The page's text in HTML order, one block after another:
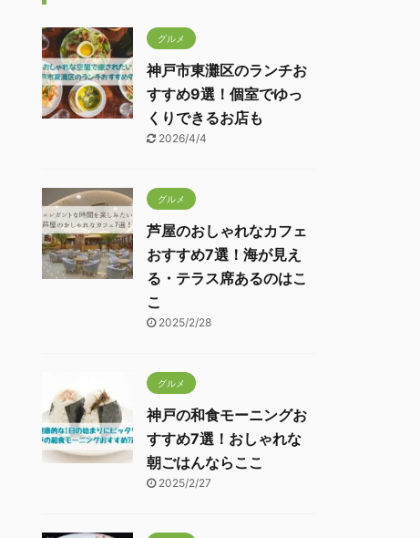
グルメ
神戸市東灘区のランチお
すすめ9選！個室でゆっ
くりできるお店も
2026/4/4
グルメ
芦屋のおしゃれなカフェ
おすすめ7選！海が見え
る・テラス席あるのはこ
こ
2025/2/28
グルメ
神戸の和食モーニングお
すすめ7選！おしゃれな
朝ごはんならここ
2025/2/27